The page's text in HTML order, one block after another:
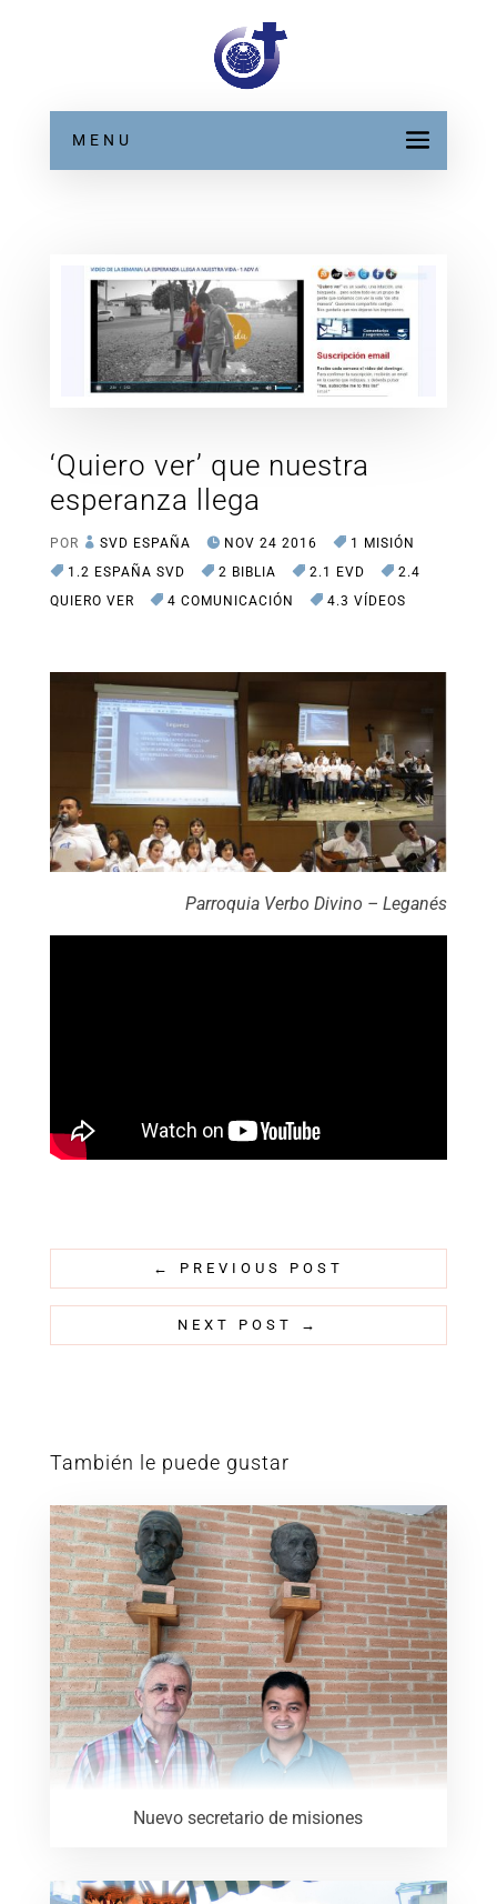
MENU
‘Quiero ver’ que nuestra
esperanza llega
POR SVD ESPAÑA NOV 24 2016
1 MISIÓN
1.2 ESPAÑA SVD
2 BIBLIA 2.1 EVD
2.4
QUIERO VER
4 COMUNICACIÓN 4.3 VÍDEOS
Parroquia Verbo Divino – Leganés
← PREVIOUS POST
NEXT POST →
También le puede gustar
Nuevo secretario de misiones